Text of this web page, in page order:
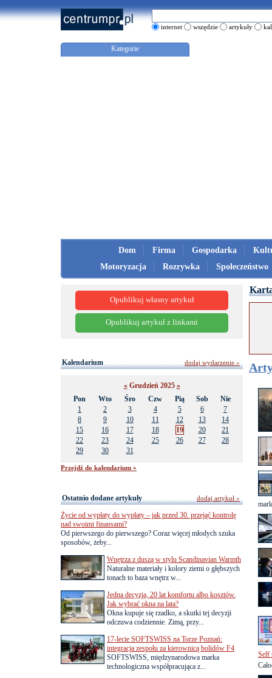
internet wszędzie artykuły
Kategorie
Dom Firma Gospodarka
Motoryzacja
Rozrywka Społeczeństwo
Self
Opublikuj własny artykuł
Opublikuj artykuł z linkami
Kalendarium
«Grudzień 2025 »
Pon
Wto Śro Czw Pią Sob
Nie
1
2 3 4 5 6
7
8
9 10 11 12 13
14
15
16 17 18 19 20
21
22
23 24 25 26 27
28
29
30 31
Przejdź do kalendarium »
dodaj wydarzenie »
Ostatnio dodane artykuły
Życie od wypłaty do wypłaty – jak przed 30. przejąć kontrolę
nad swoimi finansami?
Od pierwszego do pierwszego? Coraz więcej młodych szuka
sposobów, żeby...
Wnętrza z duszą w stylu Scandinavian Warmth
Naturalne materiały i kolory ziemi o głębszych
tonach to baza wnętrz w...
Jedna decyzja, 20 lat komfortu albo kosztów.
Jak wybrać okna na lata?
Okna kupuje się rzadko, a skutki tej decyzji
odczuwa codziennie. Zimą, przy...
17-lecie SOFTSWISS na Torze Poznań:
integracja zespołu za kierownicą bolidów F4
SOFTSWISS, międzynarodowa marka
technologiczna współpracująca z...
dodaj artykuł »